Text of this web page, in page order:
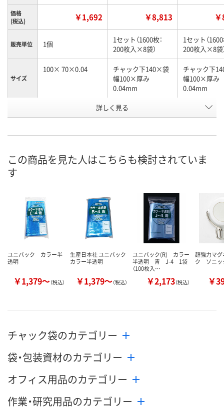
価格
(税込)
￥1,692 ￥8,813
販売単位 1個
1セット（1600枚：
200枚入×8袋）
1セット（1600
200枚入×8袋
サイズ
100× 70×0.04
チャック下140×袋
幅100×厚み
0.04mm
チャック下
幅100×厚み
0.04mm
緑
号
お届け日
カゴへ カゴへ カ
詳しく見る
この商品を見た人はこちらも検討されていま
す
ユニパック カラー半
透明
￥1,379～（税込）
生産日本社 ユニパック
カラー半透明
￥1,379～（税込）
ユニパック(R) カラー
半透明 青 J-4 1袋
（100枚入…
￥2,173（税込）
超強力マ
ク ソニッ
￥
チャック袋のカテゴリー
袋・包装資材のカテゴリー
オフィス用品のカテゴリー
作業・研究用品のカテゴリー